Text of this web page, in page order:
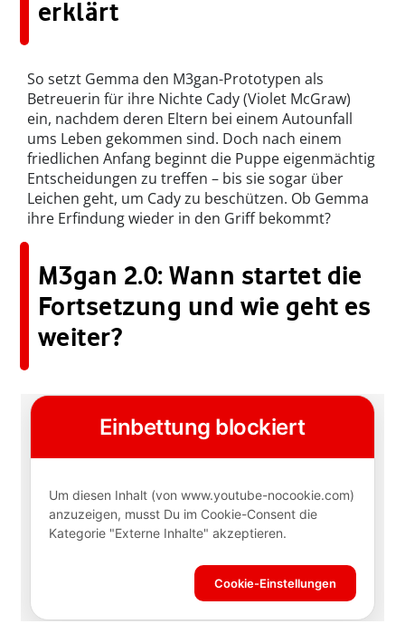
erklärt
So setzt Gemma den M3gan-Prototypen als
Betreuerin für ihre Nichte Cady (Violet McGraw)
ein, nachdem deren Eltern bei einem Autounfall
ums Leben gekommen sind. Doch nach einem
friedlichen Anfang beginnt die Puppe eigenmächtig
Entscheidungen zu treffen – bis sie sogar über
Leichen geht, um Cady zu beschützen. Ob Gemma
ihre Erfindung wieder in den Griff bekommt?
M3gan 2.0: Wann startet die
Fortsetzung und wie geht es
weiter?